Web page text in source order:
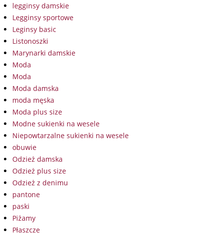
legginsy damskie
Legginsy sportowe
Leginsy basic
Listonoszki
Marynarki damskie
Moda
Moda
Moda damska
moda męska
Moda plus size
Modne sukienki na wesele
Niepowtarzalne sukienki na wesele
obuwie
Odzież damska
Odzież plus size
Odzież z denimu
pantone
paski
Piżamy
Płaszcze